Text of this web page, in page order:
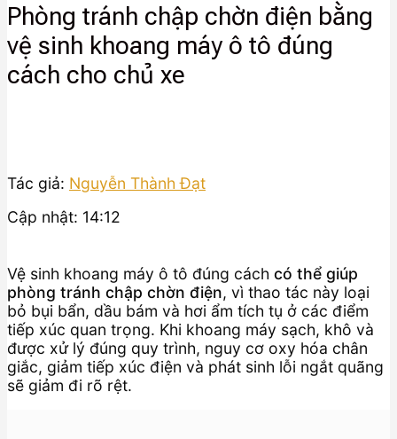
Phòng tránh chập chờn điện bằng
vệ sinh khoang máy ô tô đúng
cách cho chủ xe
Tác giả: Nguyễn Thành Đạt
Cập nhật: 14:12
Vệ sinh khoang máy ô tô đúng cách có thể giúp
phòng tránh chập chờn điện, vì thao tác này loại
bỏ bụi bẩn, dầu bám và hơi ẩm tích tụ ở các điểm
tiếp xúc quan trọng. Khi khoang máy sạch, khô và
được xử lý đúng quy trình, nguy cơ oxy hóa chân
giắc, giảm tiếp xúc điện và phát sinh lỗi ngắt quãng
sẽ giảm đi rõ rệt.